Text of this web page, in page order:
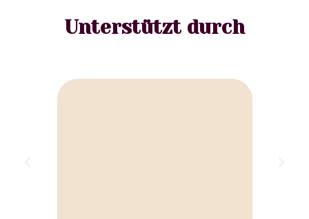
Unterstützt durch